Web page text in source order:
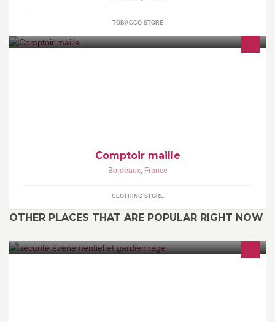
TOBACCO STORE
Comptoir maille
Bordeaux, France
CLOTHING STORE
OTHER PLACES THAT ARE POPULAR RIGHT NOW